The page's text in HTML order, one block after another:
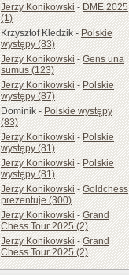
Jerzy Konikowski-DME 2025
(1)
Krzysztof Kledzik-Polskie
występy (83)
Jerzy Konikowski-Gens una
sumus (123)
Jerzy Konikowski-Polskie
występy (87)
Dominik-Polskie występy
(83)
Jerzy Konikowski-Polskie
występy (81)
Jerzy Konikowski-Polskie
występy (81)
Jerzy Konikowski-Goldchess
prezentuje (300)
Jerzy Konikowski-Grand
Chess Tour 2025 (2)
Jerzy Konikowski-Grand
Chess Tour 2025 (2)